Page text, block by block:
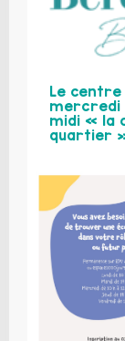
Le
mercredi
midi « la
quartier